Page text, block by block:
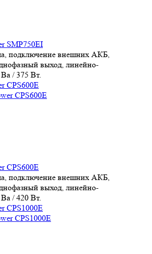
SMP750EI
подключение внешних АКБ,
выход, линейно-
/ 375 Вт.
CPS600E
CPS600E
подключение внешних АКБ,
выход, линейно-
/ 420 Вт.
CPS1000E